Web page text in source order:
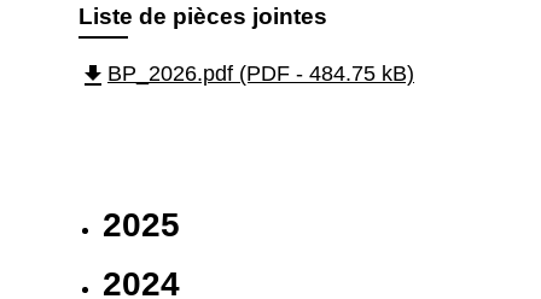
Liste de pièces jointes
file_download BP_2026.pdf (PDF - 484.75 kB)
2025
2024